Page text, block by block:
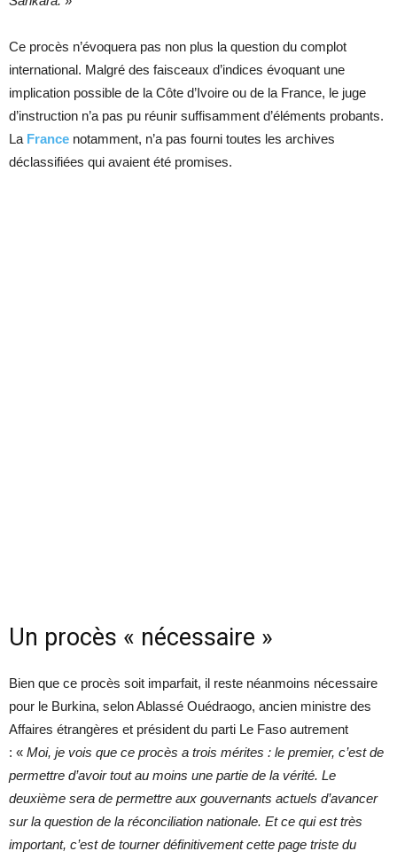
Ce procès n’évoquera pas non plus la question du complot
international. Malgré des faisceaux d’indices évoquant une
implication possible de la Côte d’Ivoire ou de la France, le juge
d’instruction n’a pas pu réunir suffisamment d’éléments probants.
La France notamment, n’a pas fourni toutes les archives
déclassifiées qui avaient été promises.
Un procès « nécessaire »
Bien que ce procès soit imparfait, il reste néanmoins nécessaire
pour le Burkina, selon Ablassé Ouédraogo, ancien ministre des
Affaires étrangères et président du parti Le Faso autrement
: « Moi, je vois que ce procès a trois mérites : le premier, c’est de
permettre d’avoir tout au moins une partie de la vérité. Le
deuxième sera de permettre aux gouvernants actuels d’avancer
sur la question de la réconciliation nationale. Et ce qui est très
important, c’est de tourner définitivement cette page triste du